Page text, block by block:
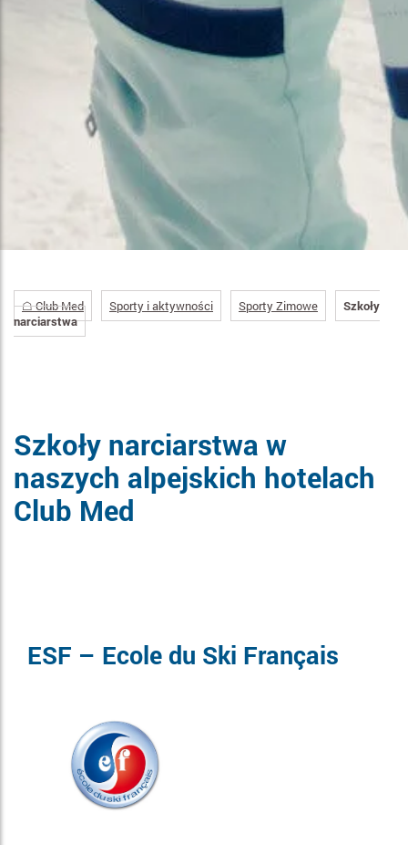
☖ Club Med Sporty i aktywności Sporty Zimowe
Szkoły
narciarstwa
Szkoły narciarstwa w
naszych alpejskich hotelach
Club Med
ESF – Ecole du Ski Français